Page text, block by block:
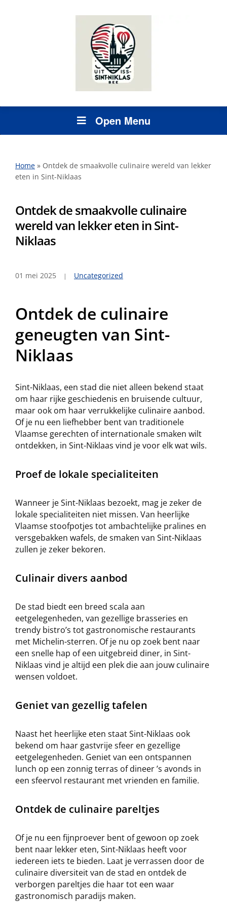
Open Menu
Home » Ontdek de smaakvolle culinaire wereld van lekker
eten in Sint-Niklaas
Ontdek de smaakvolle culinaire
wereld van lekker eten in Sint-
Niklaas
01 mei 2025 Uncategorized
Ontdek de culinaire
geneugten van Sint-
Niklaas
Sint-Niklaas, een stad die niet alleen bekend staat
om haar rijke geschiedenis en bruisende cultuur,
maar ook om haar verrukkelijke culinaire aanbod.
Of je nu een liefhebber bent van traditionele
Vlaamse gerechten of internationale smaken wilt
ontdekken, in Sint-Niklaas vind je voor elk wat wils.
Proef de lokale specialiteiten
Wanneer je Sint-Niklaas bezoekt, mag je zeker de
lokale specialiteiten niet missen. Van heerlijke
Vlaamse stoofpotjes tot ambachtelijke pralines en
versgebakken wafels, de smaken van Sint-Niklaas
zullen je zeker bekoren.
Culinair divers aanbod
De stad biedt een breed scala aan
eetgelegenheden, van gezellige brasseries en
trendy bistro’s tot gastronomische restaurants
met Michelin-sterren. Of je nu op zoek bent naar
een snelle hap of een uitgebreid diner, in Sint-
Niklaas vind je altijd een plek die aan jouw culinaire
wensen voldoet.
Geniet van gezellig tafelen
Naast het heerlijke eten staat Sint-Niklaas ook
bekend om haar gastvrije sfeer en gezellige
eetgelegenheden. Geniet van een ontspannen
lunch op een zonnig terras of dineer ’s avonds in
een sfeervol restaurant met vrienden en familie.
Ontdek de culinaire pareltjes
Of je nu een fijnproever bent of gewoon op zoek
bent naar lekker eten, Sint-Niklaas heeft voor
iedereen iets te bieden. Laat je verrassen door de
culinaire diversiteit van de stad en ontdek de
verborgen pareltjes die haar tot een waar
gastronomisch paradijs maken.